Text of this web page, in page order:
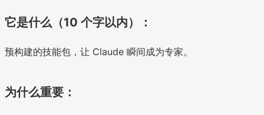
它是什么（10 个字以内）：
预构建的技能包，让 Claude 瞬间成为专家。
为什么重要：